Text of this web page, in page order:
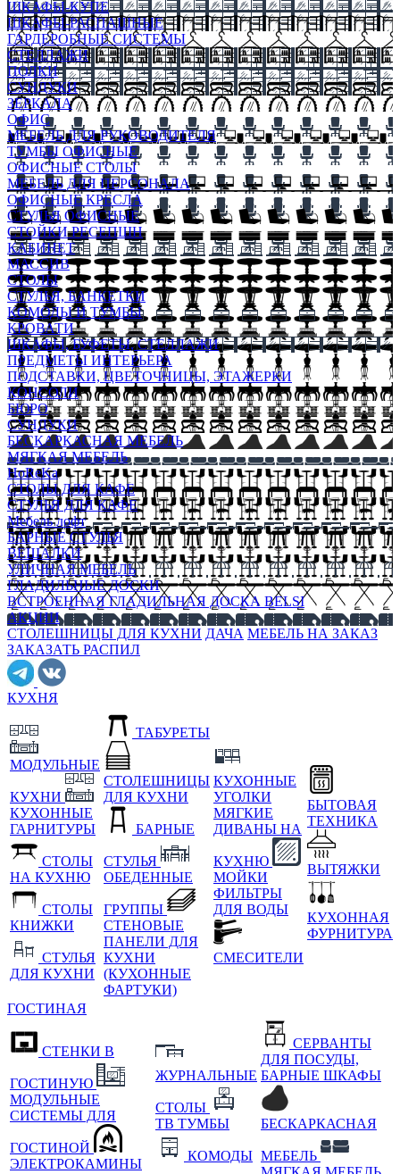
ШКАФЫ-КУПЕ
ШКАФЫ-РАСПАШНЫЕ
ГАРДЕРОБНЫЕ СИСТЕМЫ
СТЕЛЛАЖИ
ПОЛКИ
СУНДУКИ
ЗЕРКАЛА
ОФИС
МЕБЕЛЬ ДЛЯ РУКОВОДИТЕЛЯ
ТУМБЫ ОФИСНЫЕ
ОФИСНЫЕ СТОЛЫ
МЕБЕЛЬ ДЛЯ ПЕРСОНАЛА
ОФИСНЫЕ КРЕСЛА
СТУЛЬЯ ОФИСНЫЕ
СТОЙКИ РЕСЕПШН
КАБИНЕТ
МАССИВ
СТОЛЫ
СТУЛЬЯ, БАНКЕТКИ
КОМОДЫ И ТУМБЫ
КРОВАТИ
ШКАФЫ, БУФЕТЫ, СТЕЛЛАЖИ
ПРЕДМЕТЫ ИНТЕРЬЕРА
ПОДСТАВКИ, ЦВЕТОЧНИЦЫ, ЭТАЖЕРКИ
КОНСОЛИ
БЮРО
СУНДУКИ
БЕСКАРКАСНАЯ МЕБЕЛЬ
МЯГКАЯ МЕБЕЛЬ
HoReKa
СТОЛЫ ДЛЯ КАФЕ
СТУЛЬЯ ДЛЯ КАФЕ
Мебель лофт
БАРНЫЕ СТУЛЬЯ
ВЕШАЛКИ
УЛИЧНАЯ МЕБЕЛЬ
ГЛАДИЛЬНЫЕ ДОСКИ
ВСТРОЕННАЯ ГЛАДИЛЬНАЯ ДОСКА BELSI
АКЦИИ
СТОЛЕШНИЦЫ ДЛЯ КУХНИ ДАЧА МЕБЕЛЬ НА ЗАКАЗ
ЗАКАЗАТЬ РАСПИЛ
КУХНЯ
МОДУЛЬНЫЕ
КУХНИ
КУХОННЫЕ
ГАРНИТУРЫ
СТОЛЫ
НА КУХНЮ
СТОЛЫ
КНИЖКИ
СТУЛЬЯ
ДЛЯ КУХНИ
ТАБУРЕТЫ
СТОЛЕШНИЦЫ
ДЛЯ КУХНИ
БАРНЫЕ
СТУЛЬЯ
ОБЕДЕННЫЕ
ГРУППЫ
СТЕНОВЫЕ
ПАНЕЛИ ДЛЯ
КУХНИ
(КУХОННЫЕ
ФАРТУКИ)
КУХОННЫЕ
УГОЛКИ
МЯГКИЕ
ДИВАНЫ НА
КУХНЮ
МОЙКИ
ФИЛЬТРЫ
ДЛЯ ВОДЫ
СМЕСИТЕЛИ
БЫТОВАЯ
ТЕХНИКА
ВЫТЯЖКИ
КУХОННАЯ
ФУРНИТУРА
ГОСТИНАЯ
СТЕНКИ В
ГОСТИНУЮ
МОДУЛЬНЫЕ
СИСТЕМЫ ДЛЯ
ГОСТИНОЙ
ЭЛЕКТРОКАМИНЫ
ЖУРНАЛЬНЫЕ
СТОЛЫ
ТВ ТУМБЫ
КОМОДЫ
СЕРВАНТЫ
ДЛЯ ПОСУДЫ,
БАРНЫЕ ШКАФЫ
БЕСКАРКАСНАЯ
МЕБЕЛЬ